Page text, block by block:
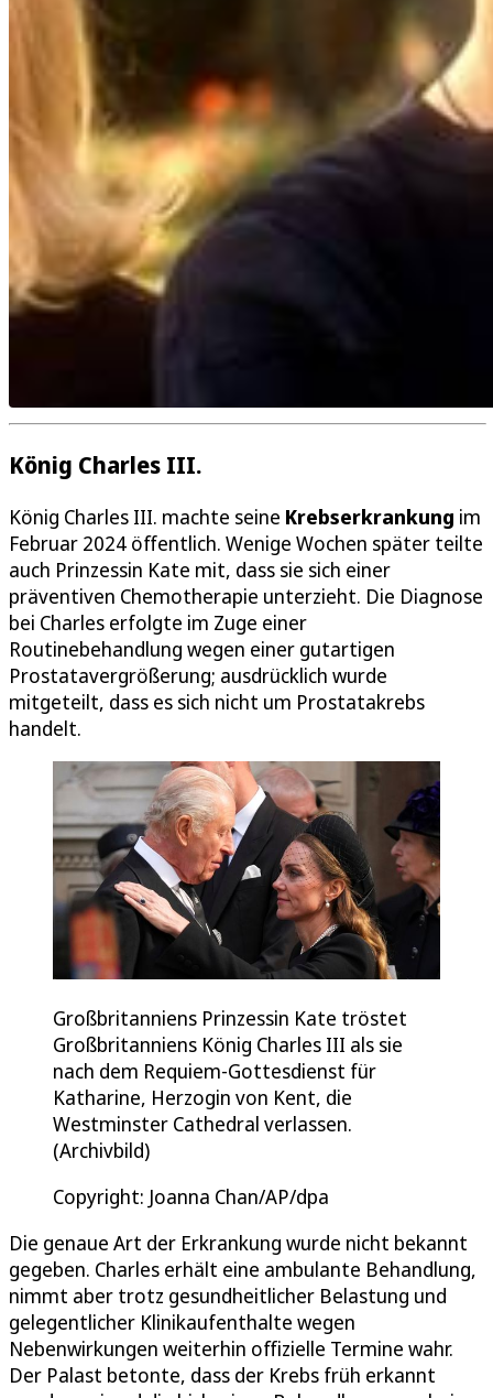
König Charles III.
König Charles III. machte seine Krebserkrankung im
Februar 2024 öffentlich. Wenige Wochen später teilte
auch Prinzessin Kate mit, dass sie sich einer
präventiven Chemotherapie unterzieht. Die Diagnose
bei Charles erfolgte im Zuge einer
Routinebehandlung wegen einer gutartigen
Prostatavergrößerung; ausdrücklich wurde
mitgeteilt, dass es sich nicht um Prostatakrebs
handelt.
Großbritanniens Prinzessin Kate tröstet
Großbritanniens König Charles III als sie
nach dem Requiem-Gottesdienst für
Katharine, Herzogin von Kent, die
Westminster Cathedral verlassen.
(Archivbild)
Copyright: Joanna Chan/AP/dpa
Die genaue Art der Erkrankung wurde nicht bekannt
gegeben. Charles erhält eine ambulante Behandlung,
nimmt aber trotz gesundheitlicher Belastung und
gelegentlicher Klinikaufenthalte wegen
Nebenwirkungen weiterhin offizielle Termine wahr.
Der Palast betonte, dass der Krebs früh erkannt